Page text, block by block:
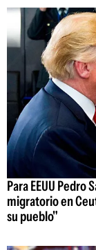
Para EEUU Pedro
migratorio en
su pueblo"